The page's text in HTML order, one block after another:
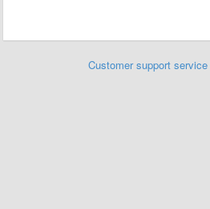
Customer support service